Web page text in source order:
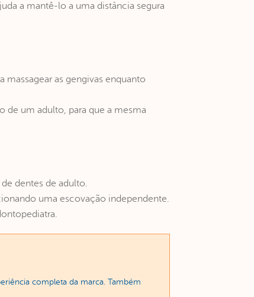
a mantê-lo a uma distância segura
massagear as gengivas enquanto
de um adulto, para que a mesma
dentes de adulto.
uma escovação independente.
completa da marca. Também